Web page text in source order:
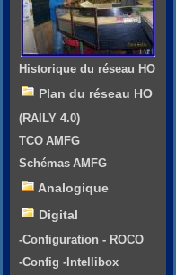
Historique du réseau HO
Plan du réseau HO
(RAILY 4.0)
TCO AMFG
Schémas AMFG
Analogique
Digital
-Configuration - ROCO
-Config -Intellibox